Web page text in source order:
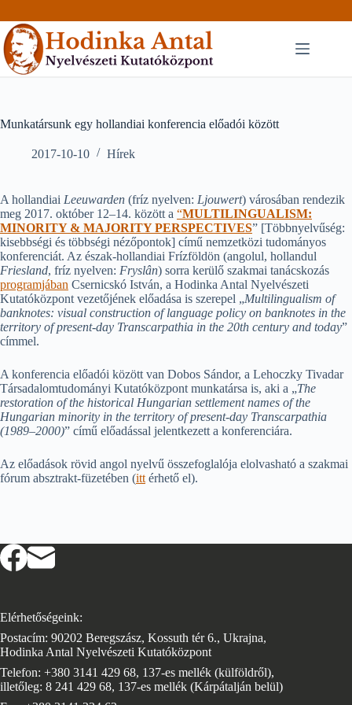
to
content
Munkatársunk egy hollandiai konferencia előadói között
2017-10-10 Hírek
A hollandiai Leeuwarden (fríz nyelven: Ljouwert) városában rendezik
meg 2017. október 12–14. között a “MULTILINGUALISM:
MINORITY & MAJORITY PERSPECTIVES” [Többnyelvűség:
kisebbségi és többségi nézőpontok] című nemzetközi tudományos
konferenciát. Az észak-hollandiai Frízföldön (angolul, hollandul
Friesland, fríz nyelven: Fryslân) sorra kerülő szakmai tanácskozás
programjában Csernicskó István, a Hodinka Antal Nyelvészeti
Kutatóközpont vezetőjének előadása is szerepel „Multilingualism of
banknotes: visual construction of language policy on banknotes in the
territory of present-day Transcarpathia in the 20th century and today”
címmel.
A konferencia előadói között van Dobos Sándor, a Lehoczky Tivadar
Társadalomtudományi Kutatóközpont munkatársa is, aki a „The
restoration of the historical Hungarian settlement names of the
Hungarian minority in the territory of present-day Transcarpathia
(1989–2000)” című előadással jelentkezett a konferenciára.
Az előadások rövid angol nyelvű összefoglalója elolvasható a szakmai
fórum absztrakt-füzetében (itt érhető el).
Elérhetőségeink:
Postacím: 90202 Beregszász, Kossuth tér 6., Ukrajna,
Hodinka Antal Nyelvészeti Kutatóközpont
Telefon: +380 3141 429 68, 137-es mellék (külföldről),
illetőleg: 8 241 429 68, 137-es mellék (Kárpátalján belül)